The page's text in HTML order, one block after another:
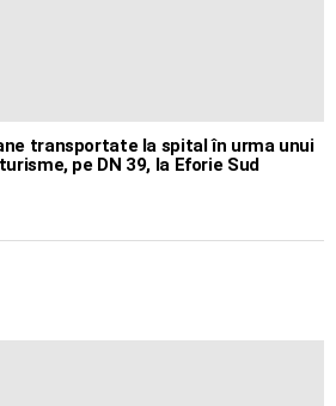
transportate la spital în urma unui
pe DN 39, la Eforie Sud